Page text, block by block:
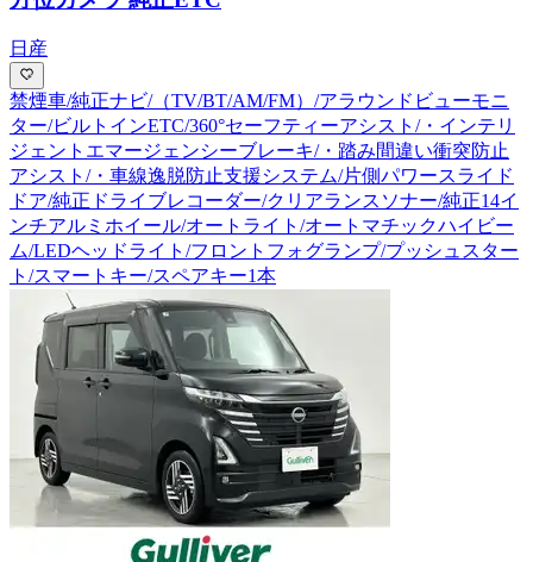
日産
禁煙車/純正ナビ/（TV/BT/AM/FM）/アラウンドビューモニ
ター/ビルトインETC/360°セーフティーアシスト/・インテリ
ジェントエマージェンシーブレーキ/・踏み間違い衝突防止
アシスト/・車線逸脱防止支援システム/片側パワースライド
ドア/純正ドライブレコーダー/クリアランスソナー/純正14イ
ンチアルミホイール/オートライト/オートマチックハイビー
ム/LEDヘッドライト/フロントフォグランプ/プッシュスター
ト/スマートキー/スペアキー1本